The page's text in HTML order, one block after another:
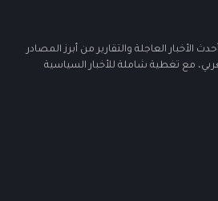
العاجلة والتقارير من أبرز المصادر
مع تغطية شاملة للأخبار السياسية